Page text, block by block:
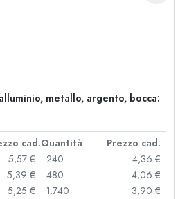
metallo, argento, bocca:
cad.Quantità
Prezzo cad.
5,57 €
5,39 €
5,25 €
240
4,36 €
480
4,06 €
1.740
3,90 €